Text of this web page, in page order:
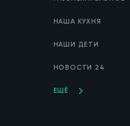
НАША КУХНЯ
НАШИ ДЕТИ
НОВОСТИ 24
ЕЩЁ